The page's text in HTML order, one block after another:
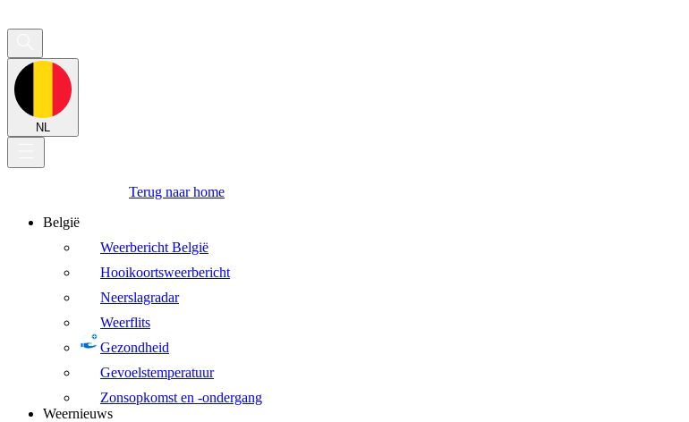
NL
Terug naar home
België
Weerbericht België
Hooikoortsweerbericht
Neerslagradar
Weerflits
Gezondheid
Gevoelstemperatuur
Zonsopkomst en -ondergang
Weernieuws